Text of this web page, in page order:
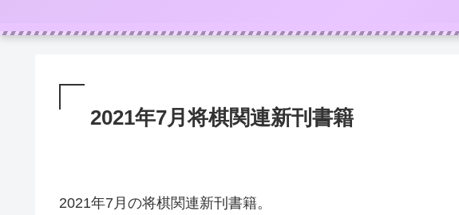
2021年7月将棋関連新刊書籍
2021年7月の将棋関連新刊書籍。